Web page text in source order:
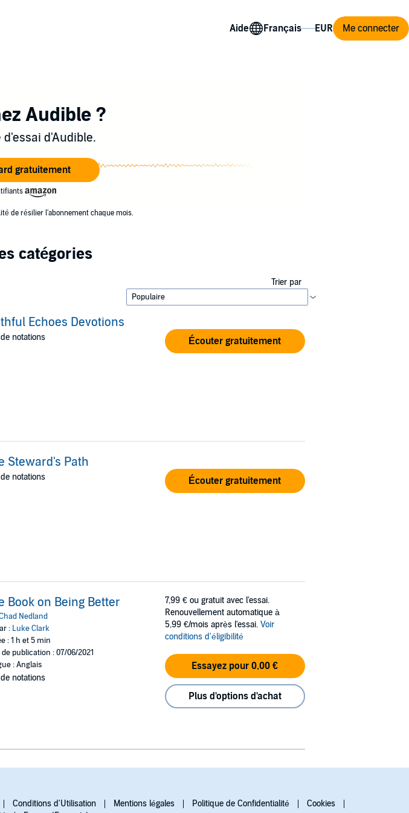
Aide Me connecter
Audible ?
d'Audible.
gratuitement
de résilier l'abonnement chaque mois.
catégories
Trier par
Echoes Devotions
notations Écouter gratuitement
Steward's Path
notations Écouter gratuitement
Book on Being Better
Nedland
: Luke Clark
: 1 h et 5 min
de publication : 07/06/2021
: Anglais
notations
7,99 € ou gratuit avec l'essai.
Renouvellement automatique à
5,99 €/mois après l'essai. Voir
conditions d'éligibilité
Essayez pour 0,00 €
Plus d'options d'achat
Conditions d'Utilisation Mentions légales Politique de Confidentialité
Cookies